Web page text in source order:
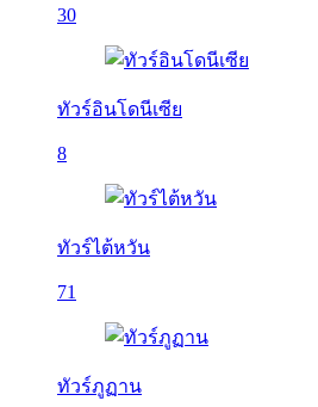
30
ทัวร์อินโดนีเซีย
8
ทัวร์ไต้หวัน
71
ทัวร์ภูฏาน